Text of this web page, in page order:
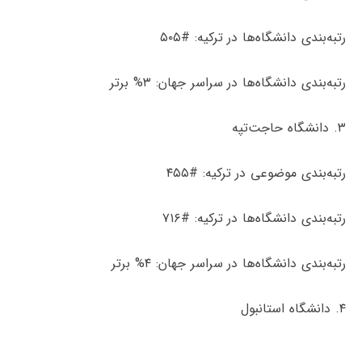
رتبه‌بندی دانشگاه‌ها در ترکیه: #۵۰۵
رتبه‌بندی دانشگاه‌ها در سراسر جهان: ۳% برتر
۳. دانشگاه حاجت‌تپه
رتبه‌بندی موضوعی در ترکیه: #۴۵۵
رتبه‌بندی دانشگاه‌ها در ترکیه: #۷۱۶
رتبه‌بندی دانشگاه‌ها در سراسر جهان: ۴% برتر
۴. دانشگاه استانبول